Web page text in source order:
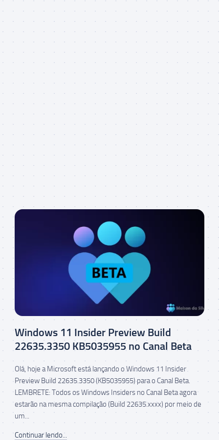
Windows 11 Insider Preview Build
22635.3350 KB5035955 no Canal Beta
Olá, hoje a Microsoft está lançando o Windows 11 Insider
Preview Build 22635.3350 (KB5035955) para o Canal Beta.
LEMBRETE: Todos os Windows Insiders no Canal Beta agora
estarão na mesma compilação (Build 22635.xxxx) por meio de
um...
Continuar lendo...